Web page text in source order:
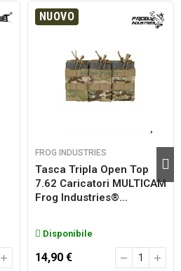
NUOVO
FROG INDUSTRIES
Tasca Tripla Open Top
7.62 Caricatori MULTICAM
Frog Industries®...
Disponibile
14,90 €